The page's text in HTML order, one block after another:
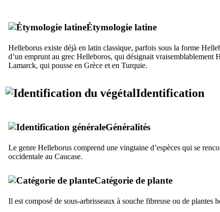
Étymologie latine
Helleborus existe déjà en latin classique, parfois sous la forme
d’un emprunt au grec Helleboros, qui désignait vraisemblablement
Lamarck, qui pousse en Grèce et en Turquie.
Identification
Généralités
Le genre Helleborus comprend une vingtaine d’espèces qui se
occidentale au Caucase.
Catégorie de plante
Il est composé de sous-arbrisseaux à souche fibreuse ou de plantes